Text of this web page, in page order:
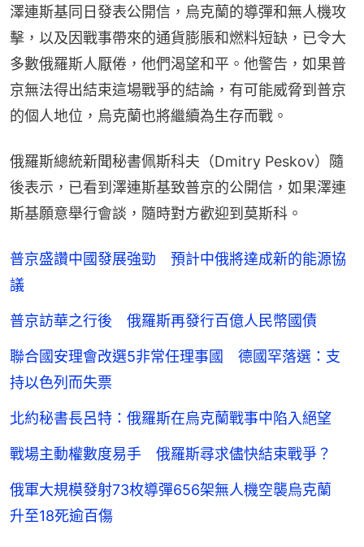
澤連斯基同日發表公開信，烏克蘭的導彈和無人機攻
擊，以及因戰事帶來的通貨膨脹和燃料短缺，已令大
多數俄羅斯人厭倦，他們渴望和平。他警告，如果普
京無法得出結束這場戰爭的結論，有可能威脅到普京
的個人地位，烏克蘭也將繼續為生存而戰。
俄羅斯總統新聞秘書佩斯科夫（Dmitry Peskov）隨
後表示，已看到澤連斯基致普京的公開信，如果澤連
斯基願意舉行會談，隨時對方歡迎到莫斯科。
普京盛讚中國發展強勁 預計中俄將達成新的能源協
議
普京訪華之行後 俄羅斯再發行百億人民幣國債
聯合國安理會改選5非常任理事國 德國罕落選：支
持以色列而失票
北約秘書長呂特：俄羅斯在烏克蘭戰事中陷入絕望
戰場主動權數度易手 俄羅斯尋求儘快結束戰爭？
俄軍大規模發射73枚導彈656架無人機空襲烏克蘭
升至18死逾百傷